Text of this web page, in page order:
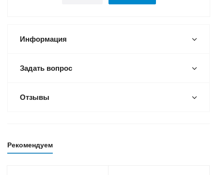
Информация
Задать вопрос
Отзывы
Рекомендуем